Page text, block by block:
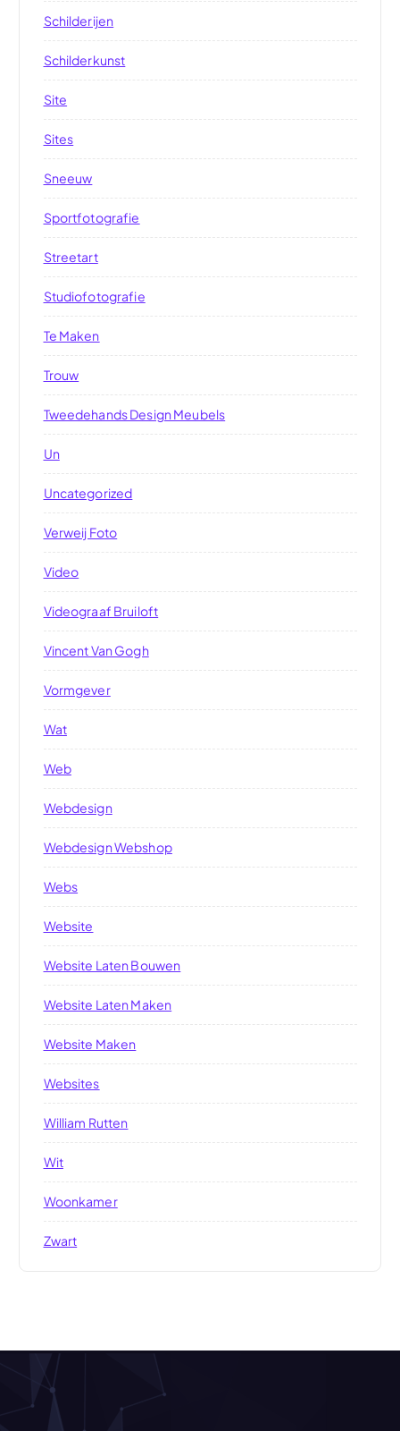
Schilderijen
Schilderkunst
Site
Sites
Sneeuw
Sportfotografie
Streetart
Studiofotografie
Te Maken
Trouw
Tweedehands Design Meubels
Un
Uncategorized
Verweij Foto
Video
Videograaf Bruiloft
Vincent Van Gogh
Vormgever
Wat
Web
Webdesign
Webdesign Webshop
Webs
Website
Website Laten Bouwen
Website Laten Maken
Website Maken
Websites
William Rutten
Wit
Woonkamer
Zwart